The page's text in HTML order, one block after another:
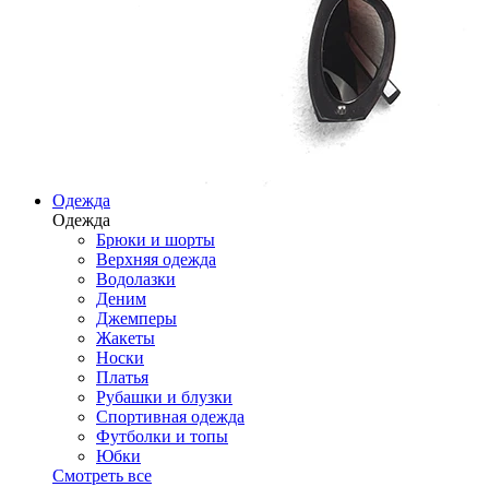
Одежда
Одежда
Брюки и шорты
Верхняя одежда
Водолазки
Деним
Джемперы
Жакеты
Носки
Платья
Рубашки и блузки
Спортивная одежда
Футболки и топы
Юбки
Смотреть все